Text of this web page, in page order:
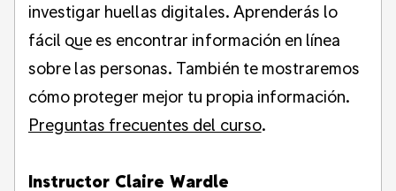
investigar huellas digitales. Aprenderás lo
fácil que es encontrar información en línea
sobre las personas. También te mostraremos
cómo proteger mejor tu propia información.
Preguntas frecuentes del curso.
Instructor Claire Wardle